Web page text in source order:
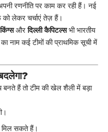
रणनीति पर काम कर रही हैं। नई
को लेकर चर्चाएं तेज़ हैं।
औरदिल्ली कैपिटल्सभी भारतीय
नाम कई टीमों की प्राथमिक सूची में
हैं तो टीम की खेल शैली में बड़ा
मिल सकते हैं।